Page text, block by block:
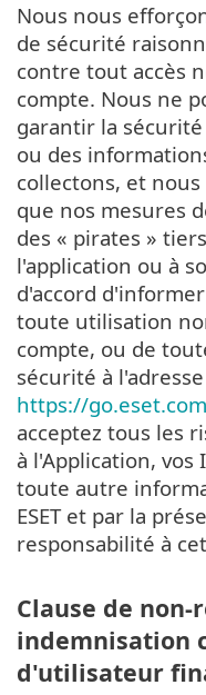
Nous nous
de sécurité
contre tout accès
compte. Nous ne
garantir la
ou des
collectons, et
que nos mesures
des « pirates »
l'application ou à
d'accord
toute utilisation
compte, ou de
sécurité à l'adresse
https://
acceptez tous les
à l'Application,
toute autre
ESET et par la
responsabilité à
Clause de
indemnisation
d'utilisateur